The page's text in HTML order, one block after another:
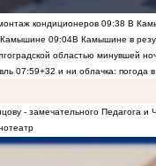
кондиционеров 09:38 В
Камышине 09:04В Камышине в
областью минувшей
07:59+32 и ни облачка: погода
- замечательного Педагога и